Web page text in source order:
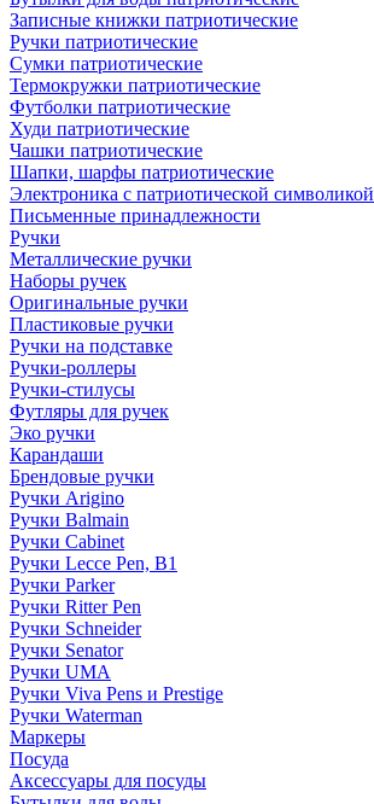
Записные книжки патриотические
Ручки патриотические
Сумки патриотические
Термокружки патриотические
Футболки патриотические
Худи патриотические
Чашки патриотические
Шапки, шарфы патриотические
Электроника с патриотической символикой
Письменные принадлежности
Ручки
Металлические ручки
Наборы ручек
Оригинальные ручки
Пластиковые ручки
Ручки на подставке
Ручки-роллеры
Ручки-стилусы
Футляры для ручек
Эко ручки
Карандаши
Брендовые ручки
Ручки Arigino
Ручки Balmain
Ручки Cabinet
Ручки Lecce Pen, B1
Ручки Parker
Ручки Ritter Pen
Ручки Schneider
Ручки Senator
Ручки UMA
Ручки Viva Pens и Prestige
Ручки Waterman
Маркеры
Посуда
Аксессуары для посуды